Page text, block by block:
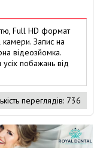
Full HD формат
Запис на
відеозйомка.
побажань від
переглядів: 736